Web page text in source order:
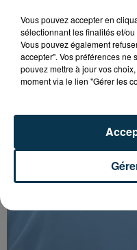
QUI EST CET
AVEC LE MAILLOT
Vous pouvez accepter en
sélectionnant les finalités et/
Vous pouvez également
accepter". Vos préférences ne
pouvez mettre à jour vos
moment via le lien "Gérer les